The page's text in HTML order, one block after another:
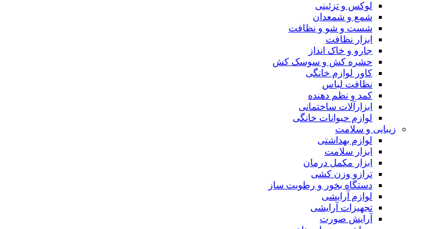
لوکس و تزئینی
شمع و شمعدان
شست و شو و نظافت
ابزار نظافت
جارو و خاک انداز
حشره کش و سوسک کش
کاور لوازم خانگی
نظافت لباس
کمد و نظم دهنده
ابزارآلات ساختمانی
لوازم حیوانات خانگی
زیبایی و سلامت
لوازم بهداشتی
ابزار سلامت
ابزار مکمل درمان
ترازو وزن کشی
دستگاه بخور و رطوبت ساز
لوازم آرایشی
تجهیزات آرایشی
آرایش صورت